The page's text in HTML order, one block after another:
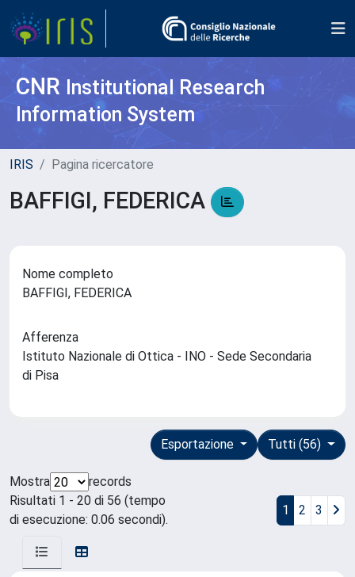
CNR Institutional Research
Information System
IRIS Pagina ricercatore
BAFFIGI, FEDERICA
Nome completo
BAFFIGI, FEDERICA
Afferenza
Istituto Nazionale di Ottica - INO - Sede Secondaria
di Pisa
Tutti (56)
Esportazione
Mostra
records
Risultati 1 - 20 di 56 (tempo
di esecuzione: 0.06 secondi).
1 2 3